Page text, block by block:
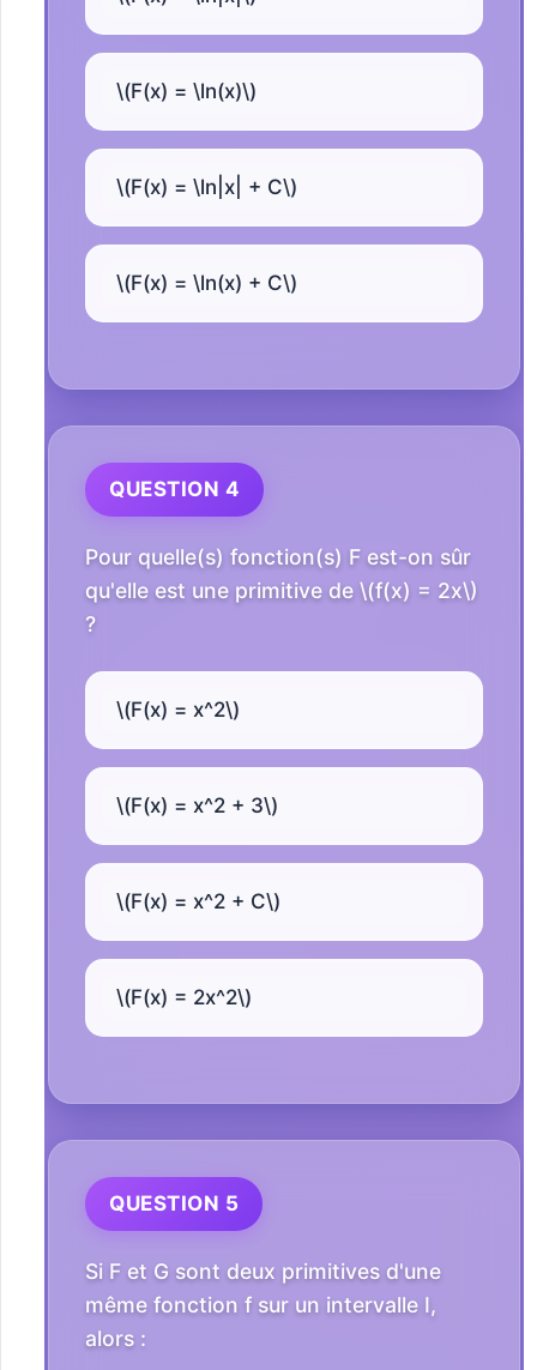
\(F(x) = \ln(x)\)
\(F(x) = \ln|x| + C\)
\(F(x) = \ln(x) + C\)
QUESTION 4
Pour quelle(s) fonction(s) F est-on sûr
qu'elle est une primitive de \(f(x) = 2x\)
?
\(F(x) = x^2\)
\(F(x) = x^2 + 3\)
\(F(x) = x^2 + C\)
\(F(x) = 2x^2\)
QUESTION 5
Si F et G sont deux primitives d'une
même fonction f sur un intervalle I,
alors :